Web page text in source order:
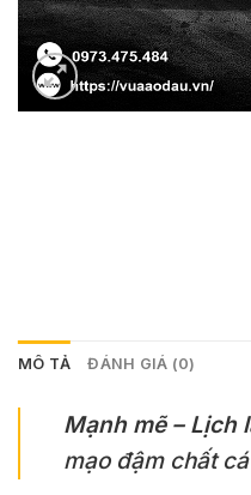
MÔ TẢ ĐÁNH GIÁ (0)
Mạnh mẽ – Lịch
mạo đậm chất